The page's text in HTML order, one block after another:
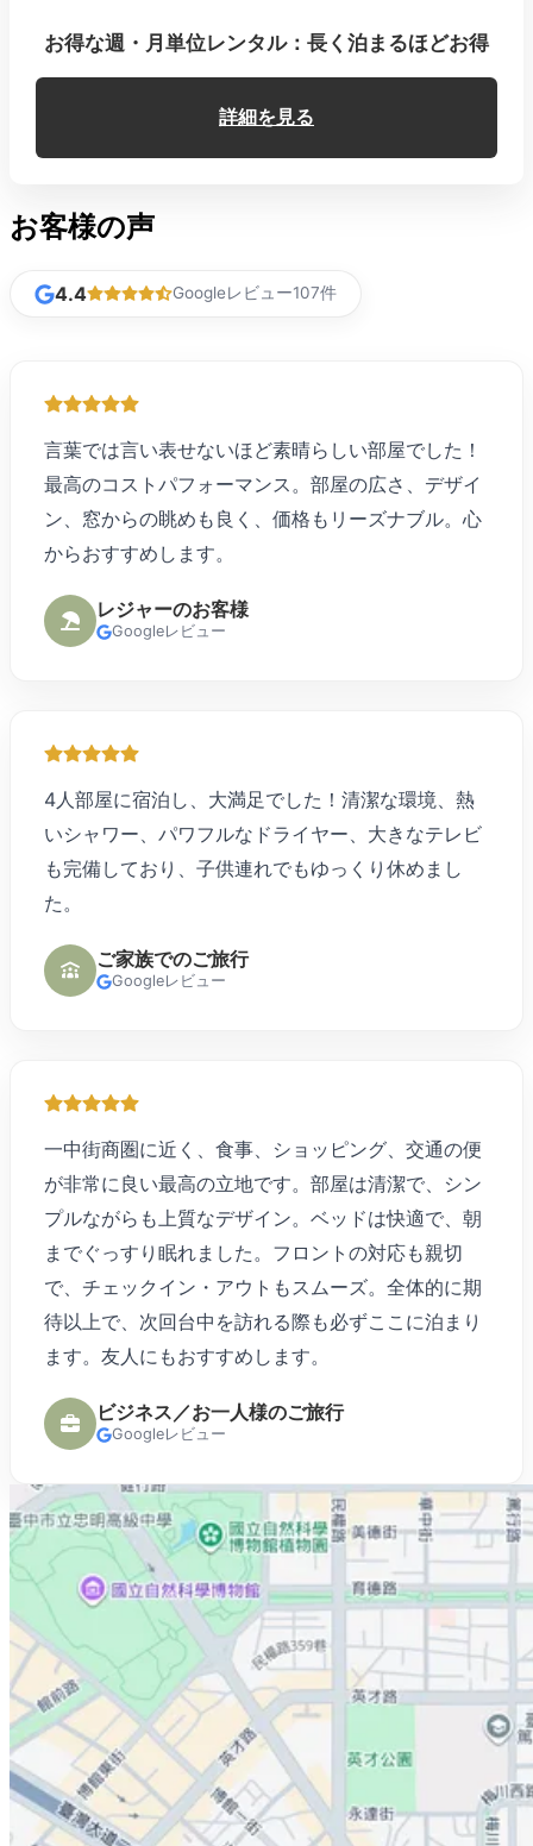
お得な週・月単位レンタル：長く泊まるほどお得
詳細を見る
お客様の声
4.4 Googleレビュー107件
言葉では言い表せないほど素晴らしい部屋でした！
最高のコストパフォーマンス。部屋の広さ、デザイ
ン、窓からの眺めも良く、価格もリーズナブル。心
からおすすめします。
レジャーのお客様
Googleレビュー
4人部屋に宿泊し、大満足でした！清潔な環境、熱
いシャワー、パワフルなドライヤー、大きなテレビ
も完備しており、子供連れでもゆっくり休めまし
た。
ご家族でのご旅行
Googleレビュー
一中街商圏に近く、食事、ショッピング、交通の便
が非常に良い最高の立地です。部屋は清潔で、シン
プルながらも上質なデザイン。ベッドは快適で、朝
までぐっすり眠れました。フロントの対応も親切
で、チェックイン・アウトもスムーズ。全体的に期
待以上で、次回台中を訪れる際も必ずここに泊まり
ます。友人にもおすすめします。
ビジネス／お一人様のご旅行
Googleレビュー